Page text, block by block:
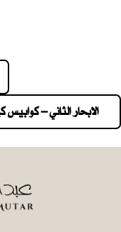
navigation
الابحار الثاني – كوابيس